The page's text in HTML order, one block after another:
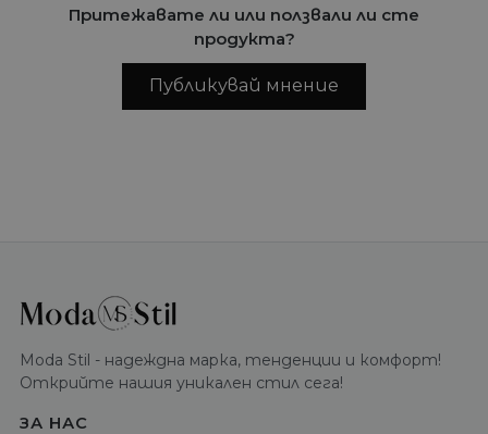
Притежавате ли или ползвали ли сте
продукта?
Публикувай мнение
Moda Stil - надеждна марка, тенденции и комфорт!
Открийте нашия уникален стил сега!
ЗА НАС